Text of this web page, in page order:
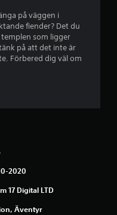
e
m
b
s
på väggen i
fiender? Det du
som ligger
på att det inte är
Förbered dig väl om
2020
17 Digital LTD
Äventyr